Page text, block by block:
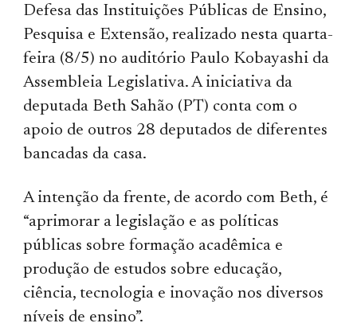
Defesa das Instituições Públicas de Ensino,
Pesquisa e Extensão, realizado nesta quarta-
feira (8/5) no auditório Paulo Kobayashi da
Assembleia Legislativa. A iniciativa da
deputada Beth Sahão (PT) conta com o
apoio de outros 28 deputados de diferentes
bancadas da casa.
A intenção da frente, de acordo com Beth, é
“aprimorar a legislação e as políticas
públicas sobre formação acadêmica e
produção de estudos sobre educação,
ciência, tecnologia e inovação nos diversos
níveis de ensino”.